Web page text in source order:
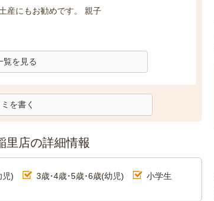
産にもお勧めです。 親子
覧を見る
を書く
店の詳細情報
児) 3歳･4歳･5歳･6歳(幼児)
小学生